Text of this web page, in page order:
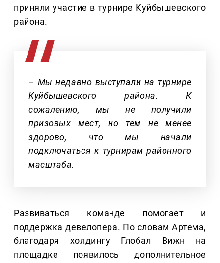
приняли участие в турнире Куйбышевского
района.
– Мы недавно выступали на турнире
Куйбышевского района. К
сожалению, мы не получили
призовых мест, но тем не менее
здорово, что мы начали
подключаться к турнирам районного
масштаба.
Развиваться команде помогает и
поддержка девелопера. По словам Артема,
благодаря холдингу Глобал Вижн на
площадке появилось дополнительное